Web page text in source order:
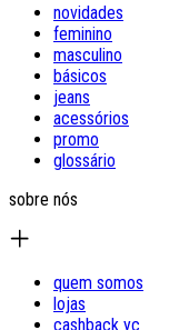
novidades
feminino
masculino
básicos
jeans
acessórios
promo
glossário
sobre nós
quem somos
lojas
cashback yc